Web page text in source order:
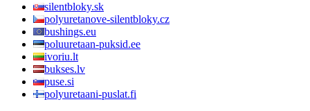
silentbloky.sk
polyuretanove-silentbloky.cz
bushings.eu
poluuretaan-puksid.ee
ivoriu.lt
bukses.lv
puse.si
polyuretaani-puslat.fi